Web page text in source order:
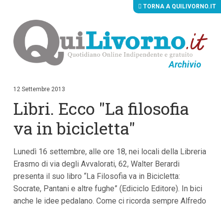
Archivio
i
i
n
n
u
i
p
i
TORNA A QUILIVORNO.IT
12 Settembre 2013
Libri. Ecco "La filosofia
va in bicicletta"
Lunedì 16 settembre, alle ore 18, nei locali della Libreria
Erasmo di via degli Avvalorati, 62, Walter Berardi
presenta il suo libro “La Filosofia va in Bicicletta:
Socrate, Pantani e altre fughe” (Ediciclo Editore). In bici
anche le idee pedalano. Come ci ricorda sempre Alfredo